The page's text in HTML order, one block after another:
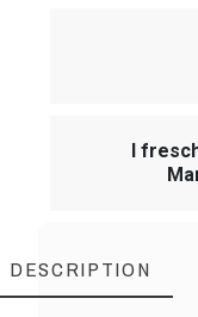
I
DESCRIPTION